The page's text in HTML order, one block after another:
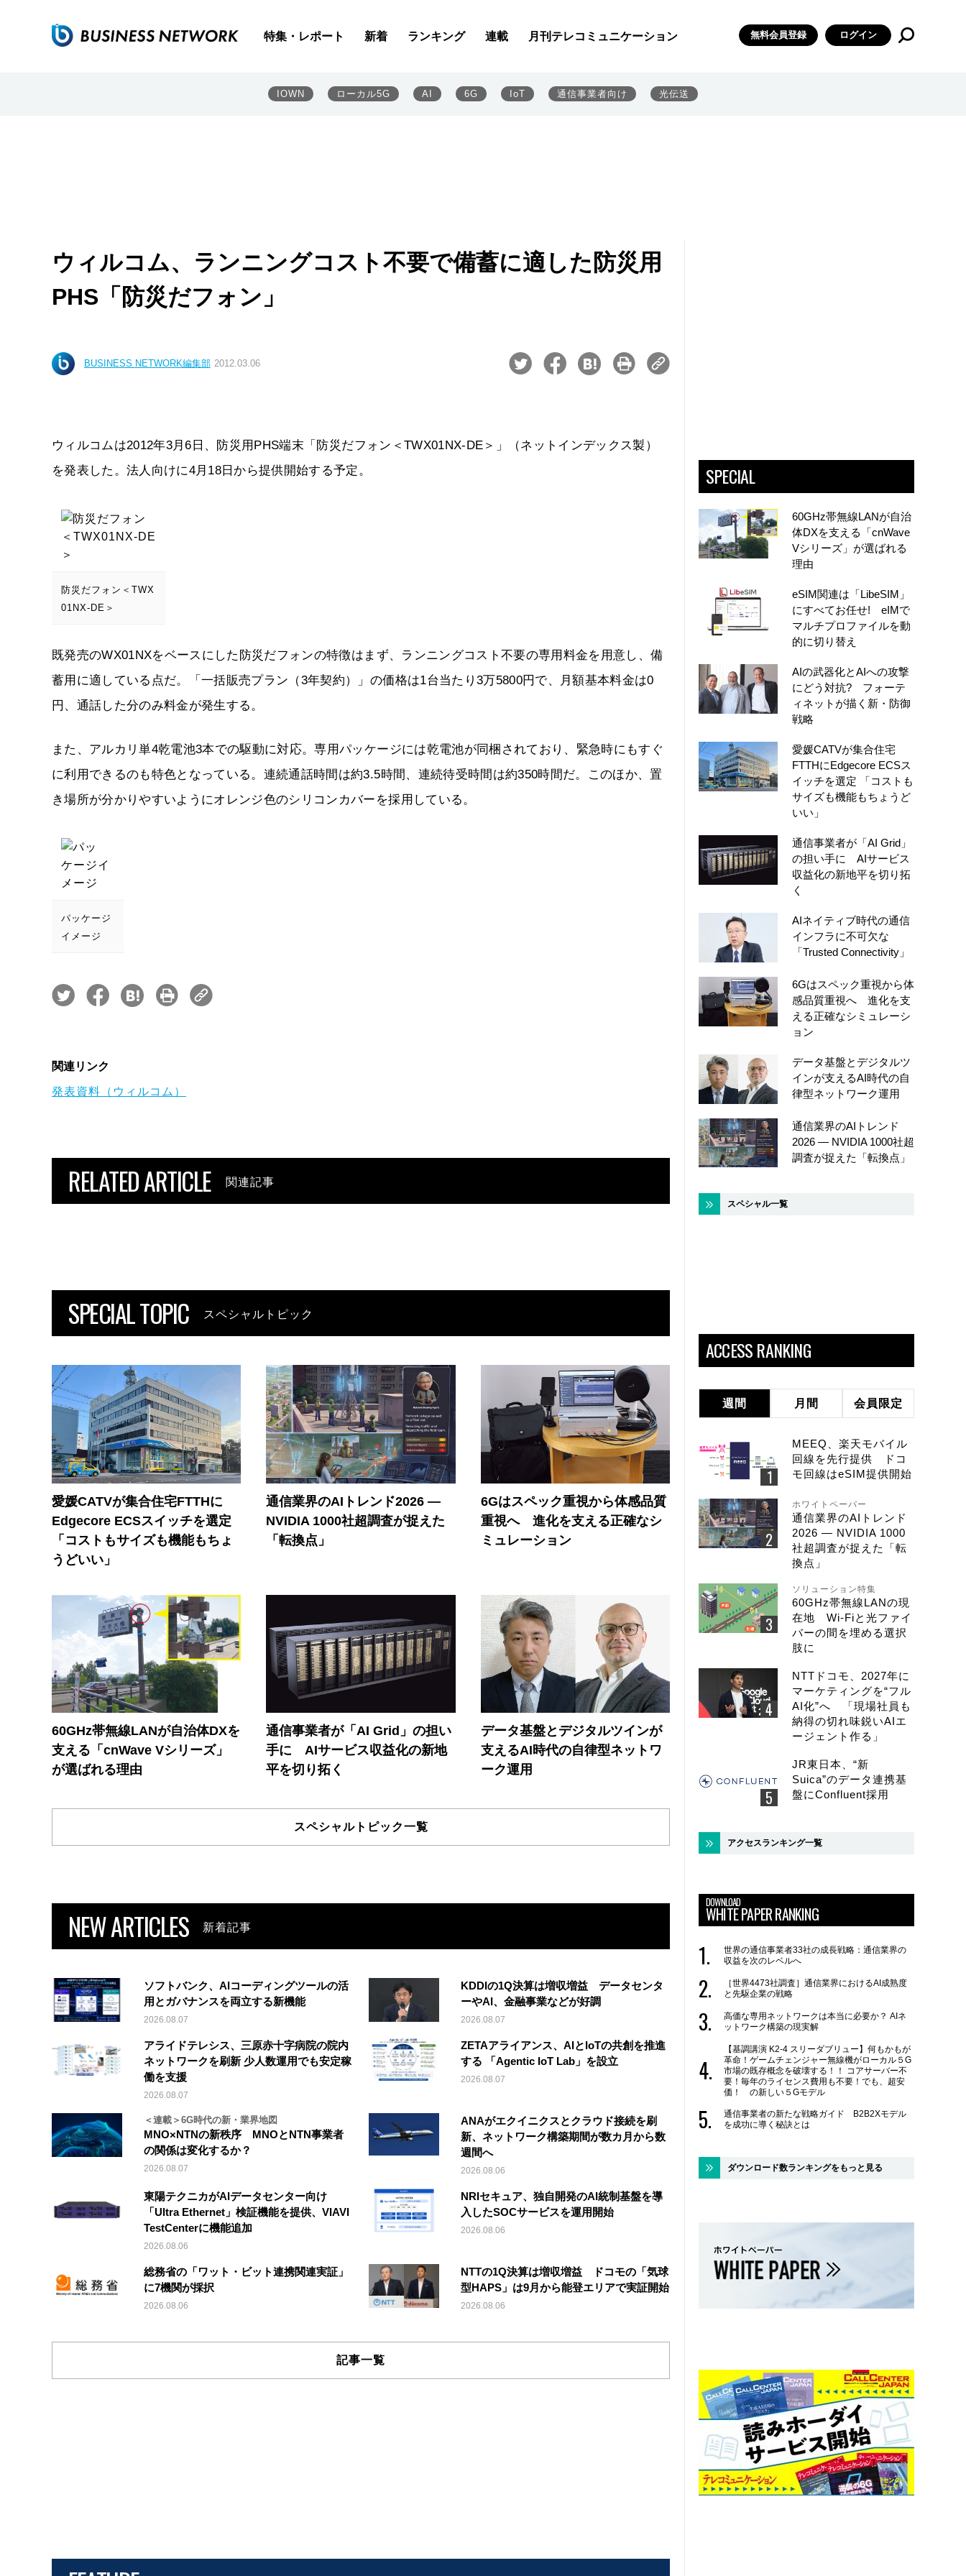
特集・レポート 新着 ランキング 連載 月刊テレコミュニケーション 無料会員登録 ログイン
IOWN ローカル5G AI 6G IoT 通信事業者向け 光伝送
ウィルコム、ランニングコスト不要で備蓄に適した防災用
PHS「防災だフォン」
BUSINESS NETWORK編集部 2012.03.06
ウィルコムは2012年3月6日、防災用PHS端末「防災だフォン＜TWX01NX-DE＞」（ネットインデックス製）
を発表した。法人向けに4月18日から提供開始する予定。
防災だフォン＜TWX
01NX-DE＞
既発売のWX01NXをベースにした防災だフォンの特徴はまず、ランニングコスト不要の専用料金を用意し、備
蓄用に適している点だ。「一括販売プラン（3年契約）」の価格は1台当たり3万5800円で、月額基本料金は0
円、通話した分のみ料金が発生する。
また、アルカリ単4乾電池3本での駆動に対応。専用パッケージには乾電池が同梱されており、緊急時にもすぐ
に利用できるのも特色となっている。連続通話時間は約3.5時間、連続待受時間は約350時間だ。このほか、置
き場所が分かりやすいようにオレンジ色のシリコンカバーを採用している。
パッケージ
イメージ
関連リンク
発表資料（ウィルコム）
RELATED ARTICLE 関連記事
SPECIAL TOPIC スペシャルトピック
愛媛CATVが集合住宅FTTHに
Edgecore ECSスイッチを選定
「コストもサイズも機能もちょ
うどいい」
通信業界のAIトレンド2026 ―
NVIDIA 1000社超調査が捉えた
「転換点」
6Gはスペック重視から体感品質
重視へ 進化を支える正確なシ
ミュレーション
60GHz帯無線LANが自治体DXを
支える「cnWave Vシリーズ」
が選ばれる理由
通信事業者が「AI Grid」の担い
手に AIサービス収益化の新地
平を切り拓く
データ基盤とデジタルツインが
支えるAI時代の自律型ネットワ
ーク運用
スペシャルトピック一覧
NEW ARTICLES 新着記事
ソフトバンク、AIコーディングツールの活
用とガバナンスを両立する新機能
2026.08.07
KDDIの1Q決算は増収増益 データセンタ
ーやAI、金融事業などが好調
2026.08.07
アライドテレシス、三原赤十字病院の院内
ネットワークを刷新 少人数運用でも安定稼
働を支援
2026.08.07
ZETAアライアンス、AIとIoTの共創を推進
する 「Agentic IoT Lab」を設立
2026.08.07
＜連載＞6G時代の新・業界地図
MNO×NTNの新秩序 MNOとNTN事業者
の関係は変化するか？
2026.08.07
ANAがエクイニクスとクラウド接続を刷
新、ネットワーク構築期間が数カ月から数
週間へ
2026.08.06
東陽テクニカがAIデータセンター向け
「Ultra Ethernet」検証機能を提供、VIAVI
TestCenterに機能追加
2026.08.06
NRIセキュア、独自開発のAI統制基盤を導
入したSOCサービスを運用開始
2026.08.06
総務省の「ワット・ビット連携関連実証」
に7機関が採択
2026.08.06
NTTの1Q決算は増収増益 ドコモの「気球
型HAPS」は9月から能登エリアで実証開始
2026.08.06
記事一覧
SPECIAL
60GHz帯無線LANが自治
体DXを支える「cnWave
Vシリーズ」が選ばれる
理由
eSIM関連は「LibeSIM」
にすべてお任せ! eIMで
マルチプロファイルを動
的に切り替え
AIの武器化とAIへの攻撃
にどう対抗? フォーテ
ィネットが描く新・防御
戦略
愛媛CATVが集合住宅
FTTHにEdgecore ECSス
イッチを選定 「コストも
サイズも機能もちょうど
いい」
通信事業者が「AI Grid」
の担い手に AIサービス
収益化の新地平を切り拓
く
AIネイティブ時代の通信
インフラに不可欠な
「Trusted Connectivity」
6Gはスペック重視から体
感品質重視へ 進化を支
える正確なシミュレーシ
ョン
データ基盤とデジタルツ
インが支えるAI時代の自
律型ネットワーク運用
通信業界のAIトレンド
2026 ― NVIDIA 1000社超
調査が捉えた「転換点」
スペシャル一覧
ACCESS RANKING
週間 月間 会員限定
MEEQ、楽天モバイル
回線を先行提供 ドコ
モ回線はeSIM提供開始
ホワイトペーパー
通信業界のAIトレンド
2026 ― NVIDIA 1000
社超調査が捉えた「転
換点」
ソリューション特集
60GHz帯無線LANの現
在地 Wi-Fiと光ファイ
バーの間を埋める選択
肢に
NTTドコモ、2027年に
マーケティングを“フル
AI化”へ 「現場社員も
納得の切れ味鋭いAIエ
ージェント作る」
JR東日本、“新
Suica”のデータ連携基
盤にConfluent採用
アクセスランキング一覧
DOWNLOAD
WHITE PAPER RANKING
世界の通信事業者33社の成長戦略：通信業界の
収益を次のレベルへ
［世界4473社調査］通信業界におけるAI成熟度
と先駆企業の戦略
高価な専用ネットワークは本当に必要か？ AIネ
ットワーク構築の現実解
【基調講演 K2-4 スリーダブリュー】何もかもが
革命！ゲームチェンジャー無線機がローカル５G
市場の既存概念を破壊する！！ コアサーバー不
要！毎年のライセンス費用も不要！でも、超安
価！ の新しい５Gモデル
通信事業者の新たな戦略ガイド B2B2Xモデル
を成功に導く秘訣とは
ダウンロード数ランキングをもっと見る